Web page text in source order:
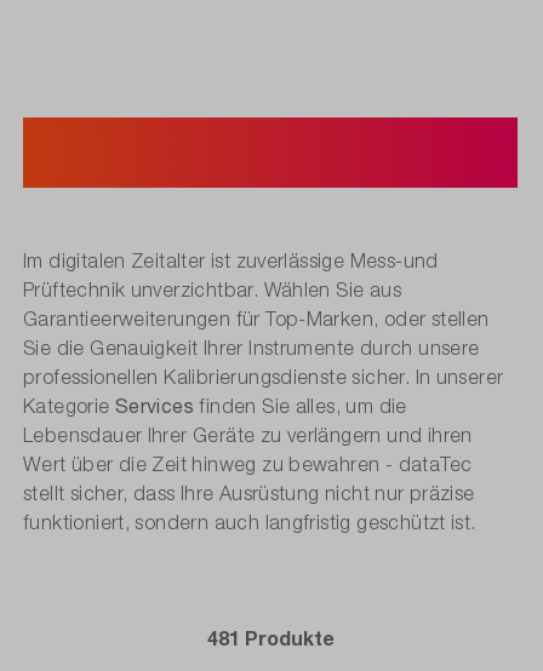
Im digitalen Zeitalter ist zuverlässige Mess-und
Prüftechnik unverzichtbar. Wählen Sie aus
Garantieerweiterungen für Top-Marken, oder stellen
Sie die Genauigkeit Ihrer Instrumente durch unsere
professionellen Kalibrierungsdienste sicher. In unserer
Kategorie Services finden Sie alles, um die
Lebensdauer Ihrer Geräte zu verlängern und ihren
Wert über die Zeit hinweg zu bewahren - dataTec
stellt sicher, dass Ihre Ausrüstung nicht nur präzise
funktioniert, sondern auch langfristig geschützt ist.
481 Produkte